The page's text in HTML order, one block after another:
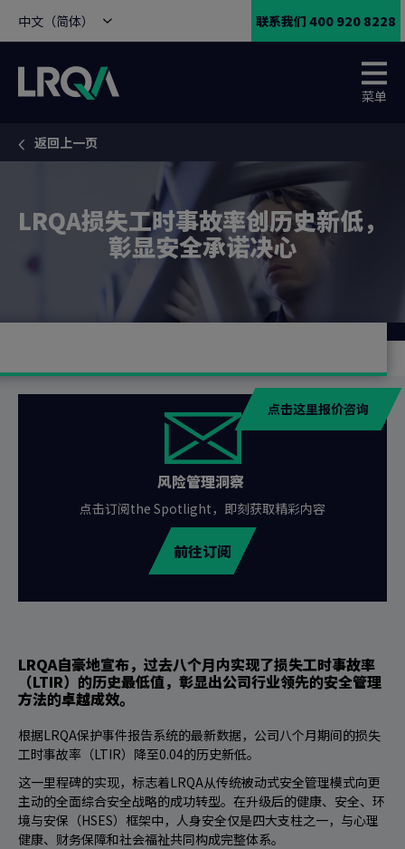
中文（简体） 联系我们 400 920 8228
菜单
You are here:
返回上一页
LRQA损失工时事故率创历史新低，
彰显安全承诺决心
点击这里报价咨询
风险管理洞察
点击订阅the Spotlight，即刻获取精彩内容
前往订阅
LRQA自豪地宣布，过去八个月内实现了损失工时事故率
（LTIR）的历史最低值，彰显出公司行业领先的安全管理
方法的卓越成效。
根据LRQA保护事件报告系统的最新数据，公司八个月期间的损失
工时事故率（LTIR）降至0.04的历史新低。
这一里程碑的实现，标志着LRQA从传统被动式安全管理模式向更
主动的全面综合安全战略的成功转型。在升级后的健康、安全、环
境与安保（HSES）框架中，人身安全仅是四大支柱之一，与心理
健康、财务保障和社会福祉共同构成完整体系。